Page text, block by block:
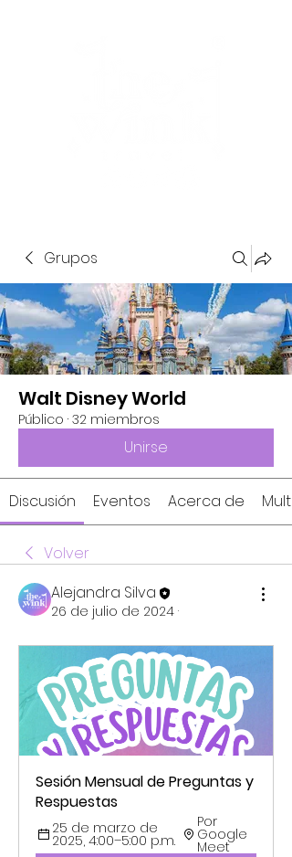
Grupos
Walt Disney World
Público · 32 miembros
Unirse
Discusión Eventos Acerca de
Volver
Alejandra Silva
26 de julio de 2024 ·
Sesión Mensual de Preguntas y
Respuestas
25 de marzo de
2025, 4:00–5:00 p.m.
Por
Google
Meet